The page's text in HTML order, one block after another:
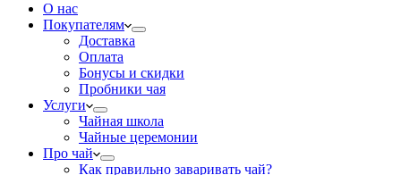
О нас
Покупателям
Доставка
Оплата
Бонусы и скидки
Пробники чая
Услуги
Чайная школа
Чайные церемонии
Про чай
Как правильно заваривать чай?